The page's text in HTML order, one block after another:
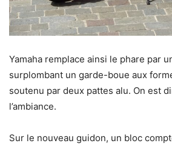
Yamaha remplace ainsi le phare par
surplombant un garde-boue aux
soutenu par deux pattes alu. On est
l’ambiance.
Sur le nouveau guidon, un bloc